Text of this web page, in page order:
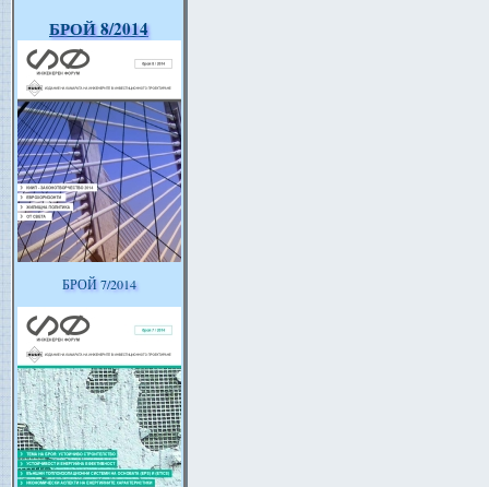
БРОЙ 8/2014
БРОЙ 7/2014